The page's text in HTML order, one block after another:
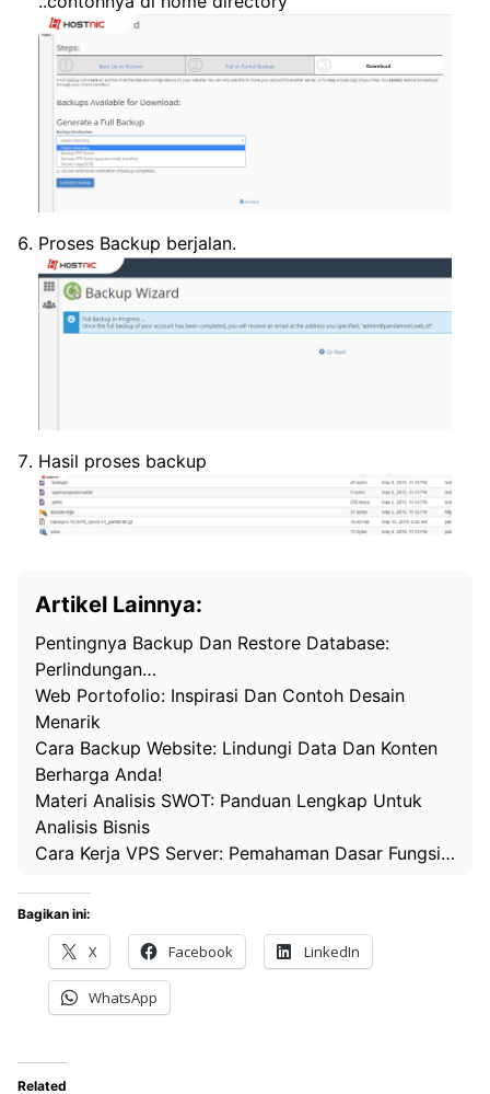
Proses Backup berjalan.
Hasil proses backup
Artikel Lainnya:
Pentingnya Backup Dan Restore Database:
Perlindungan…
Web Portofolio: Inspirasi Dan Contoh Desain
Menarik
Cara Backup Website: Lindungi Data Dan Konten
Berharga Anda!
Materi Analisis SWOT: Panduan Lengkap Untuk
Analisis Bisnis
Cara Kerja VPS Server: Pemahaman Dasar Fungsi…
Bagikan ini:
X Facebook LinkedIn
WhatsApp
Related